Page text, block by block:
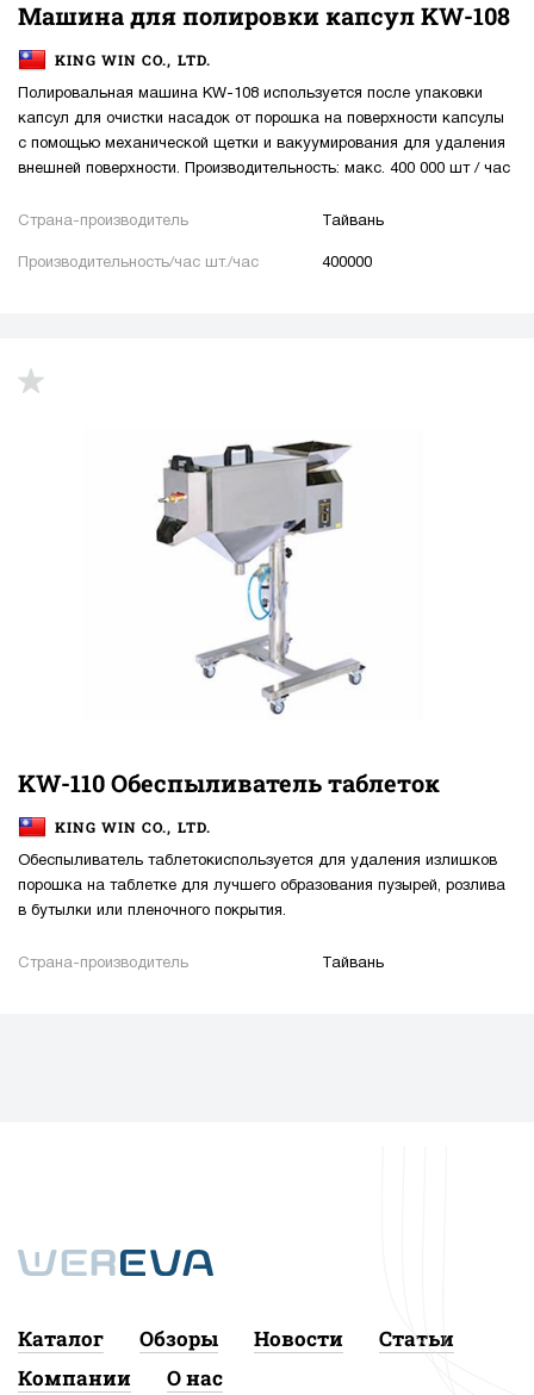
Машина для полировки капсул KW-108
KING WIN CO., LTD.
Полировальная машина KW-108 используется после упаковки
капсул для очистки насадок от порошка на поверхности капсулы
с помощью механической щетки и вакуумирования для удаления
внешней поверхности. Производительность: макс. 400 000 шт / час
Страна-производитель Тайвань
Производительность/час шт./час 400000
KW-110 Обеспыливатель таблеток
KING WIN CO., LTD.
Обеспыливатель таблетокиспользуется для удаления излишков
порошка на таблетке для лучшего образования пузырей, розлива
в бутылки или пленочного покрытия.
Страна-производитель Тайвань
Каталог Обзоры Новости
Статьи
Компании
О нас